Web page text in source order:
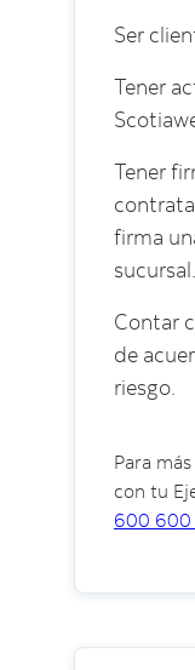
Ser
Tener
Tener
firma
sucursal.
Contar
de
riesgo.
Para
con tu
600